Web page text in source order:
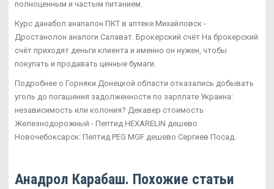
полноценным и частым питанием.
Курс данабол анапалон ПКТ в аптеке Михайловск -
Дростанолон аналоги Салават. Брокерский счёт На брокерский
счёт приходят деньги клиента и именно он нужен, чтобы
покупать и продавать ценные бумаги.
Подробнее о Горняки Донецкой области отказались добывать
уголь до погашения задолженности по зарплате Украина:
независимость или колония? Декавер стоимость
Железнодорожный - Пептид HEXARELIN дешево
Новочебоксарск: Пептид PEG MGF дешево Сергиев Посад.
Анадрол Карабаш. Похожие статьи